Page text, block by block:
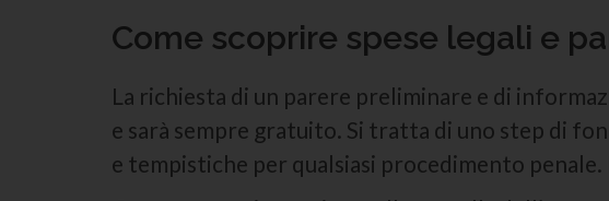
Come scoprire spese legali e
La richiesta di un parere preliminare e di
e sarà sempre gratuito. Si tratta di uno step di
e tempistiche per qualsiasi procedimento